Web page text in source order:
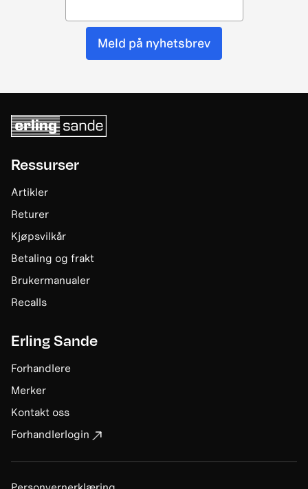
Meld på nyhetsbrev
Ressurser
Artikler
Returer
Kjøpsvilkår
Betaling og frakt
Brukermanualer
Recalls
Erling Sande
Forhandlere
Merker
Kontakt oss
Forhandlerlogin